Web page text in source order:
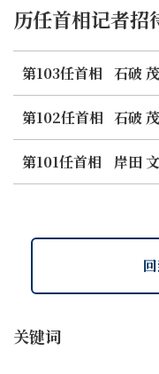
要性，并就中国的人权
本的立场提出了交涉，
食品的进口限制。
3 岸田首相表示，期待
做出积极贡献。在此
民交流的具体领域能
保在内的绿色经济和
同时，岸田首相还指
重要。此外，两国首
国未来的青少年在内
及高级别人文交流磋
为负责任的大国基于
历任首相记者招
第103任首相 石破 茂
第102任首相 石破 茂
第101任首相
岸田
关键词